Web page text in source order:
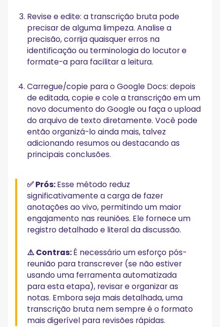
Revise e edite: a transcrição bruta pode
precisar de alguma limpeza. Analise a
precisão, corrija quaisquer erros na
identificação ou terminologia do locutor e
formate-a para facilitar a leitura.
Carregue/copie para o Google Docs: depois
de editada, copie e cole a transcrição em um
novo documento do Google ou faça o upload
do arquivo de texto diretamente. Você pode
então organizá-lo ainda mais, talvez
adicionando resumos ou destacando as
principais conclusões.
✅ Prós:Esse método reduz
significativamente a carga de fazer
anotações ao vivo, permitindo um maior
engajamento nas reuniões. Ele fornece um
registro detalhado e literal da discussão.
⚠️ Contras:É necessário um esforço pós-
reunião para transcrever (se não estiver
usando uma ferramenta automatizada
para esta etapa), revisar e organizar as
notas. Embora seja mais detalhada, uma
transcrição bruta nem sempre é o formato
mais digerível para revisões rápidas.